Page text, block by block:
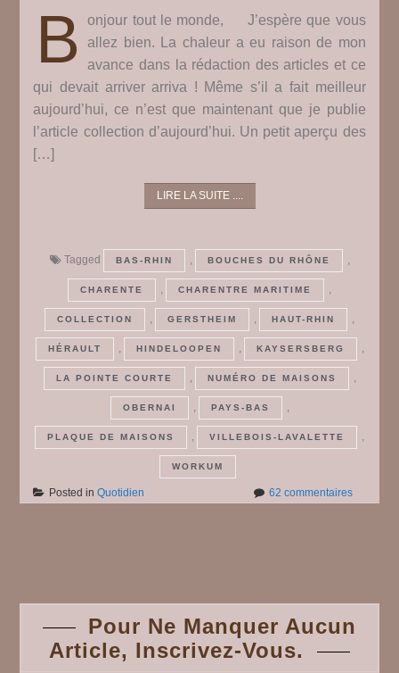
B
onjour tout le monde, J’espère que vous
allez bien. La chaleur a eu raison de mon
avance dans la rédaction des articles et ce
qui devait arriver arriva ! Même s’il a fait meilleur
aujourd’hui, ce n’est que maintenant que je publie
l’article collection d’aujourd’hui. Un petit aperçu des
[…]
LIRE LA SUITE ....
Tagged BAS-RHIN BOUCHES DU RHÔNE
CHARENTE CHARENTRE MARITIME
COLLECTION GERSTHEIM HAUT-RHIN
HÉRAULT HINDELOOPEN KAYSERSBERG
LA POINTE COURTE NUMÉRO DE MAISONS
OBERNAI PAYS-BAS
PLAQUE DE MAISONS VILLEBOIS-LAVALETTE
WORKUM
Posted inQuotidien 62 commentairessur
navigation
Pour Ne Manquer Aucun
Article, Inscrivez-Vous.